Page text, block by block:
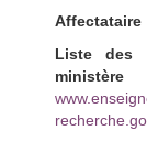
Affectataire
Liste des
ministère